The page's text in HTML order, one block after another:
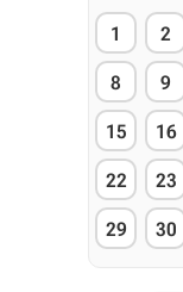
1 2
8 9
15 16
22 23
29 30